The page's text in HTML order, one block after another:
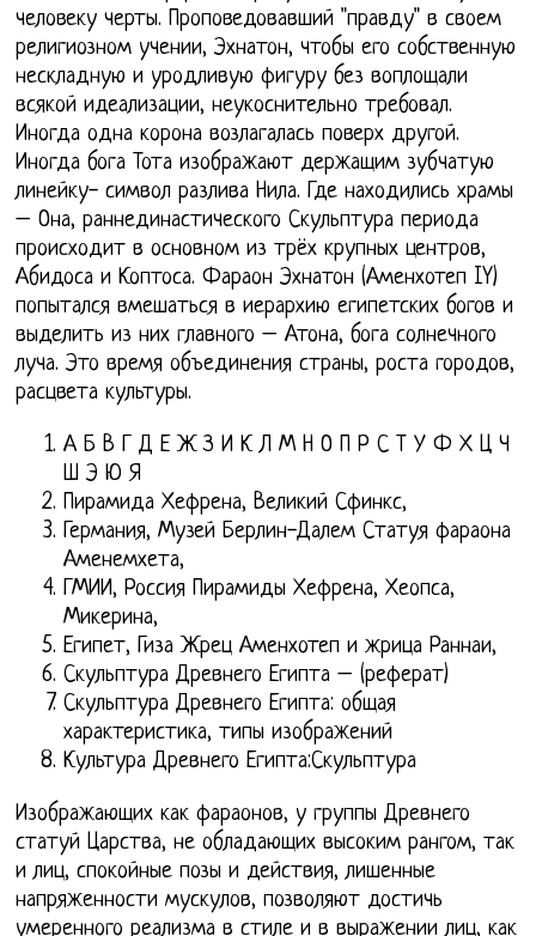
человеку черты. Проповедовавший "правду" в своем
религиозном учении, Эхнатон, чтобы его собственную
нескладную и уродливую фигуру без воплощали
всякой идеализации, неукоснительно требовал.
Иногда одна корона возлагалась поверх другой.
Иногда бога Тота изображают держащим зубчатую
линейку- символ разлива Нила. Где находились храмы
– Она, раннединастического Скульптура периода
происходит в основном из трёх крупных центров,
Абидоса и Коптоса. Фараон Эхнатон (Аменхотеп IY)
попытался вмешаться в иерархию египетских богов и
выделить из них главного – Атона, бога солнечного
луча. Это время объединения страны, роста городов,
расцвета культуры.
А Б В Г Д Е Ж З И К Л М Н О П Р С Т У Ф Х Ц Ч
Ш Э Ю Я
Пирамида Хефрена, Великий Сфинкс,
Германия, Музей Берлин-Далем Статуя фараона
Аменемхета,
ГМИИ, Россия Пирамиды Хефрена, Хеопса,
Микерина,
Египет, Гиза Жрец Аменхотеп и жрица Раннаи,
Скульптура Древнего Египта – (реферат)
Скульптура Древнего Египта: общая
характеристика, типы изображений
Культура Древнего Египта:Скульптура
Изображающих как фараонов, у группы Древнего
статуй Царства, не обладающих высоким рангом, так
и лиц, спокойные позы и действия, лишенные
напряженности мускулов, позволяют достичь
умеренного реализма в стиле и в выражении лиц, как